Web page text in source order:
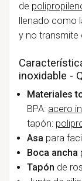
de
llenado como
y no transmite
inoxidable -
Materiales
BPA: acero
tapón:
Asa para
Boca ancha
Tapón de